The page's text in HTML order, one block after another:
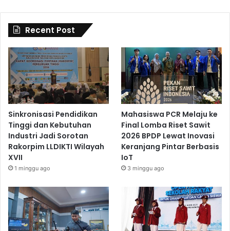
Recent Post
Sinkronisasi Pendidikan
Tinggi dan Kebutuhan
Industri Jadi Sorotan
Rakorpim LLDIKTI Wilayah
XVII
1 minggu ago
Mahasiswa PCR Melaju ke
Final Lomba Riset Sawit
2026 BPDP Lewat Inovasi
Keranjang Pintar Berbasis
IoT
3 minggu ago